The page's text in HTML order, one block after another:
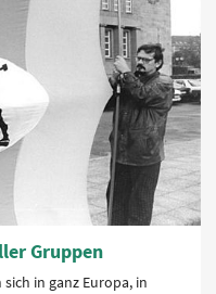
Gruppen
in ganz Europa, in